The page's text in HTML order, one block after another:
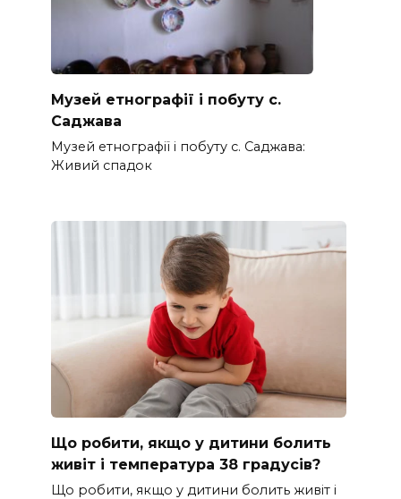
Музей етнографії і побуту с.
Саджава
Музей етнографії і побуту с. Саджава:
Живий спадок
Що робити, якщо у дитини болить
живіт і температура 38 градусів?
Що робити, якщо у дитини болить живіт і